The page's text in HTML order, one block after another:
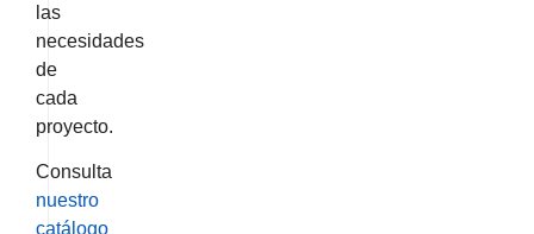
las
necesidades
de
cada
proyecto.
Consulta
nuestro
catálogo